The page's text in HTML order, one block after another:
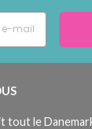
tout le